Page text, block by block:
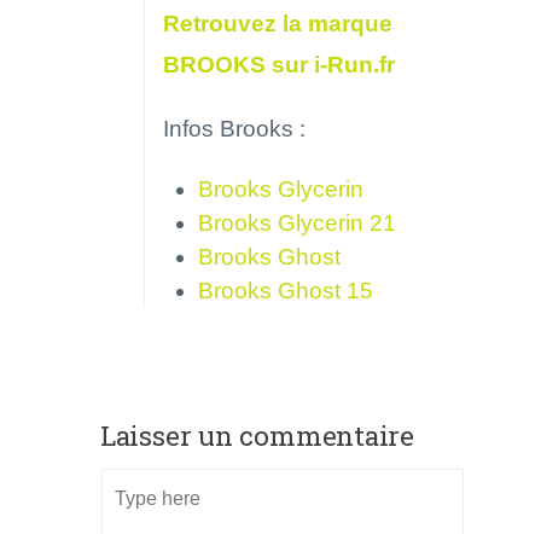
Retrouvez la marque
BROOKS sur i-Run.fr
Infos Brooks :
Brooks Glycerin
Brooks Glycerin 21
Brooks Ghost
Brooks Ghost 15
Laisser un commentaire